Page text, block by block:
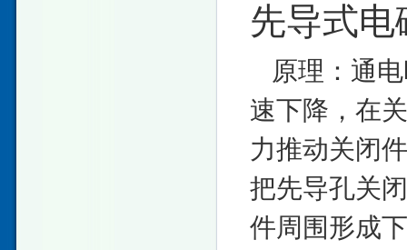
先导式电
原理：通
速下降，在
力推动关闭
把先导孔关
件周围形成